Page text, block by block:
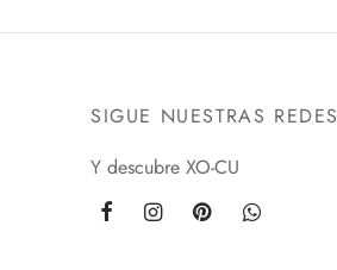
SIGUE NUESTRAS REDES
Y descubre XO-CU